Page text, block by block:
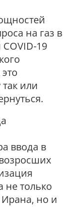
на газ в
19
или
ввода в
не только
но и